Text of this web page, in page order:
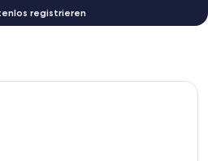
registrieren